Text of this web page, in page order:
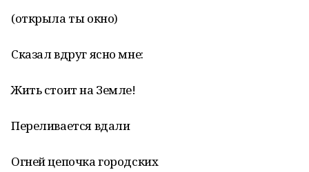
(открыла ты окно)
Сказал вдруг ясно мне:
Жить стоит на Земле!
Переливается вдали
Огней цепочка городских